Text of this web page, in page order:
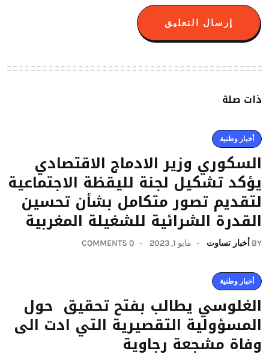
ذات صلة
أخبار وطنية
السكوري وزير الادماج الاقتصادي
يؤكد تشكيل لجنة لليقظة الاجتماعية
لتقديم تصور متكامل بشأن تحسين
القدرة الشرائية للشغيلة المغربية
BY أخبار تساوت مايو 1, 2023 0 COMMENTS
أخبار وطنية
الغلوسي يطالب بفتح تحقيق حول
المسؤولية التقصيرية التي ادت الى
وفاة مشجعة رجاوية